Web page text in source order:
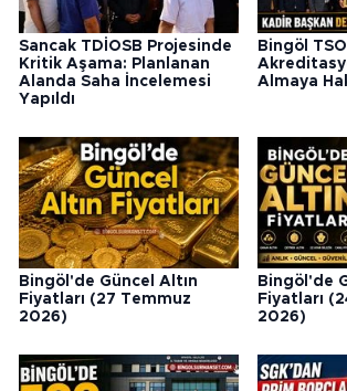
Sancak TDİOSB Projesinde
Kritik Aşama: Planlanan
Alanda Saha İncelemesi
Yapıldı
Bingöl TSO
Almaya
Bingöl'de Güncel Altın
Fiyatları (27 Temmuz
2026)
Bingöl'de
Fiyatları
2026)